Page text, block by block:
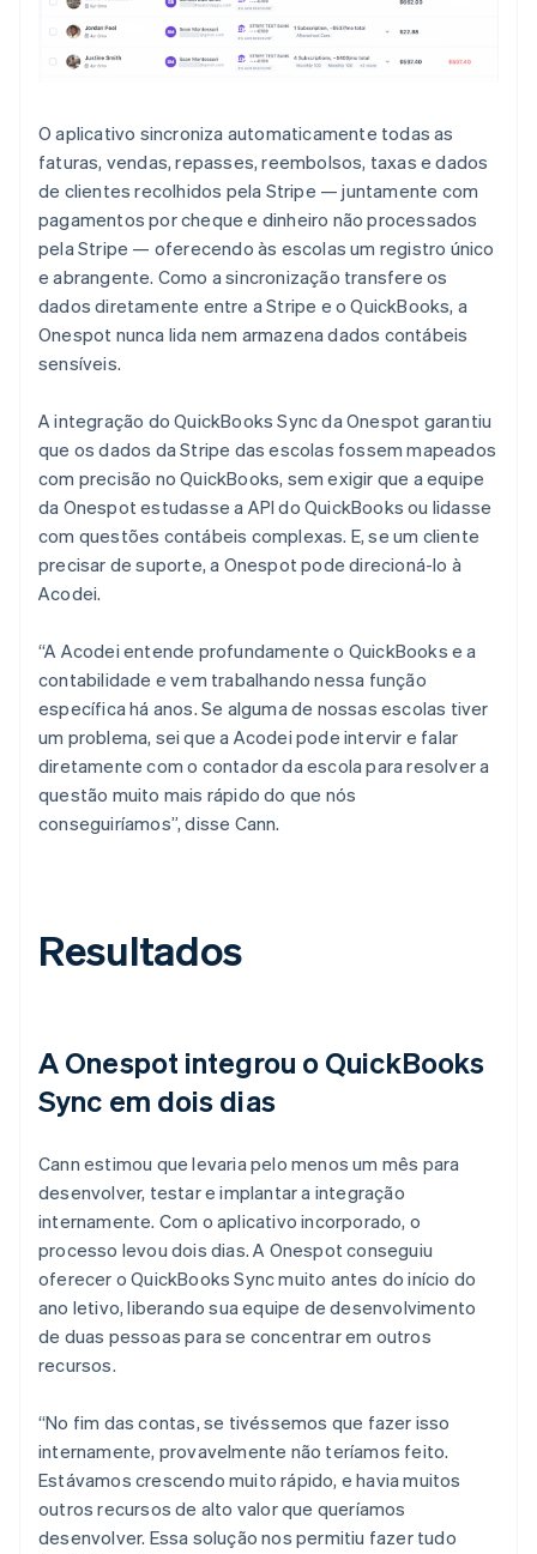
O aplicativo sincroniza automaticamente todas as
faturas, vendas, repasses, reembolsos, taxas e dados
de clientes recolhidos pela Stripe — juntamente com
pagamentos por cheque e dinheiro não processados
pela Stripe — oferecendo às escolas um registro único
e abrangente. Como a sincronização transfere os
dados diretamente entre a Stripe e o QuickBooks, a
Onespot nunca lida nem armazena dados contábeis
sensíveis.
A integração do QuickBooks Sync da Onespot garantiu
que os dados da Stripe das escolas fossem mapeados
com precisão no QuickBooks, sem exigir que a equipe
da Onespot estudasse a API do QuickBooks ou lidasse
com questões contábeis complexas. E, se um cliente
precisar de suporte, a Onespot pode direcioná-lo à
Acodei.
“A Acodei entende profundamente o QuickBooks e a
contabilidade e vem trabalhando nessa função
específica há anos. Se alguma de nossas escolas tiver
um problema, sei que a Acodei pode intervir e falar
diretamente com o contador da escola para resolver a
questão muito mais rápido do que nós
conseguiríamos”, disse Cann.
Resultados
A Onespot integrou o QuickBooks
Sync em dois dias
Cann estimou que levaria pelo menos um mês para
desenvolver, testar e implantar a integração
internamente. Com o aplicativo incorporado, o
processo levou dois dias. A Onespot conseguiu
oferecer o QuickBooks Sync muito antes do início do
ano letivo, liberando sua equipe de desenvolvimento
de duas pessoas para se concentrar em outros
recursos.
“No fim das contas, se tivéssemos que fazer isso
internamente, provavelmente não teríamos feito.
Estávamos crescendo muito rápido, e havia muitos
outros recursos de alto valor que queríamos
desenvolver. Essa solução nos permitiu fazer tudo